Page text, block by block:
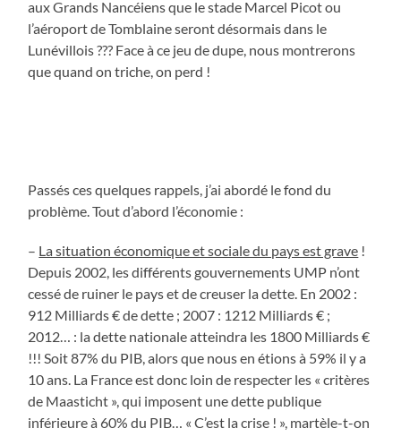
aux Grands Nancéiens que le stade Marcel Picot ou
l’aéroport de Tomblaine seront désormais dans le
Lunévillois ??? Face à ce jeu de dupe, nous montrerons
que quand on triche, on perd !
Passés ces quelques rappels, j’ai abordé le fond du
problème. Tout d’abord l’économie :
– La situation économique et sociale du pays est grave !
Depuis 2002, les différents gouvernements UMP n’ont
cessé de ruiner le pays et de creuser la dette. En 2002 :
912 Milliards € de dette ; 2007 : 1212 Milliards € ;
2012… : la dette nationale atteindra les 1800 Milliards €
!!! Soit 87% du PIB, alors que nous en étions à 59% il y a
10 ans. La France est donc loin de respecter les « critères
de Maasticht », qui imposent une dette publique
inférieure à 60% du PIB… « C’est la crise ! », martèle-t-on